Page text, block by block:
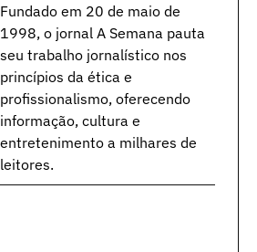
Fundado em 20 de maio de
1998, o jornal A Semana pauta
seu trabalho jornalístico nos
princípios da ética e
profissionalismo, oferecendo
informação, cultura e
entretenimento a milhares de
leitores.